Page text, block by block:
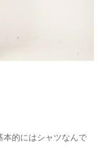
本的にはシャツなんで